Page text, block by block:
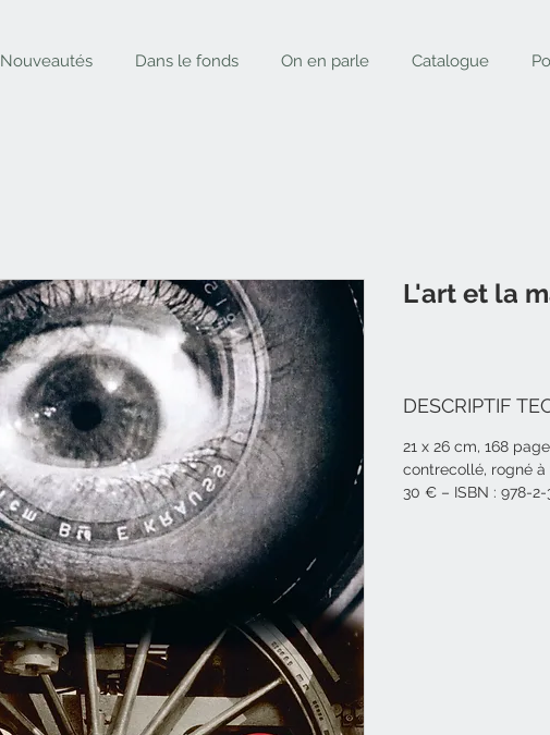
Nouveautés Dans le fonds On en parle Catalogue
L'art et la
DESCRIPTIF
21 x 26 cm, 168
contrecollé, rogné
30 € – ISBN : 978-2-